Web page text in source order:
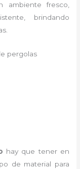
ambiente fresco,
brindando
pergolas
hay que tener en
de material para